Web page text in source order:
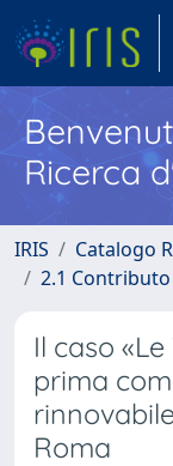
Ricerca
IRIS Catalogo
2.1
Il caso
prima
Roma